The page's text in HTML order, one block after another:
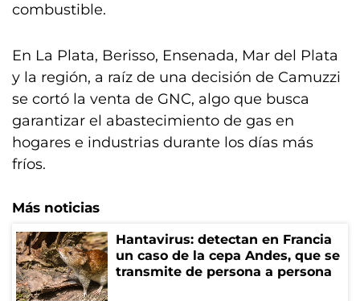
combustible.
En La Plata, Berisso, Ensenada, Mar del Plata
y la región, a raíz de una decisión de Camuzzi
se cortó la venta de GNC, algo que busca
garantizar el abastecimiento de gas en
hogares e industrias durante los días más
fríos.
Más noticias
Hantavirus: detectan en Francia
un caso de la cepa Andes, que se
transmite de persona a persona